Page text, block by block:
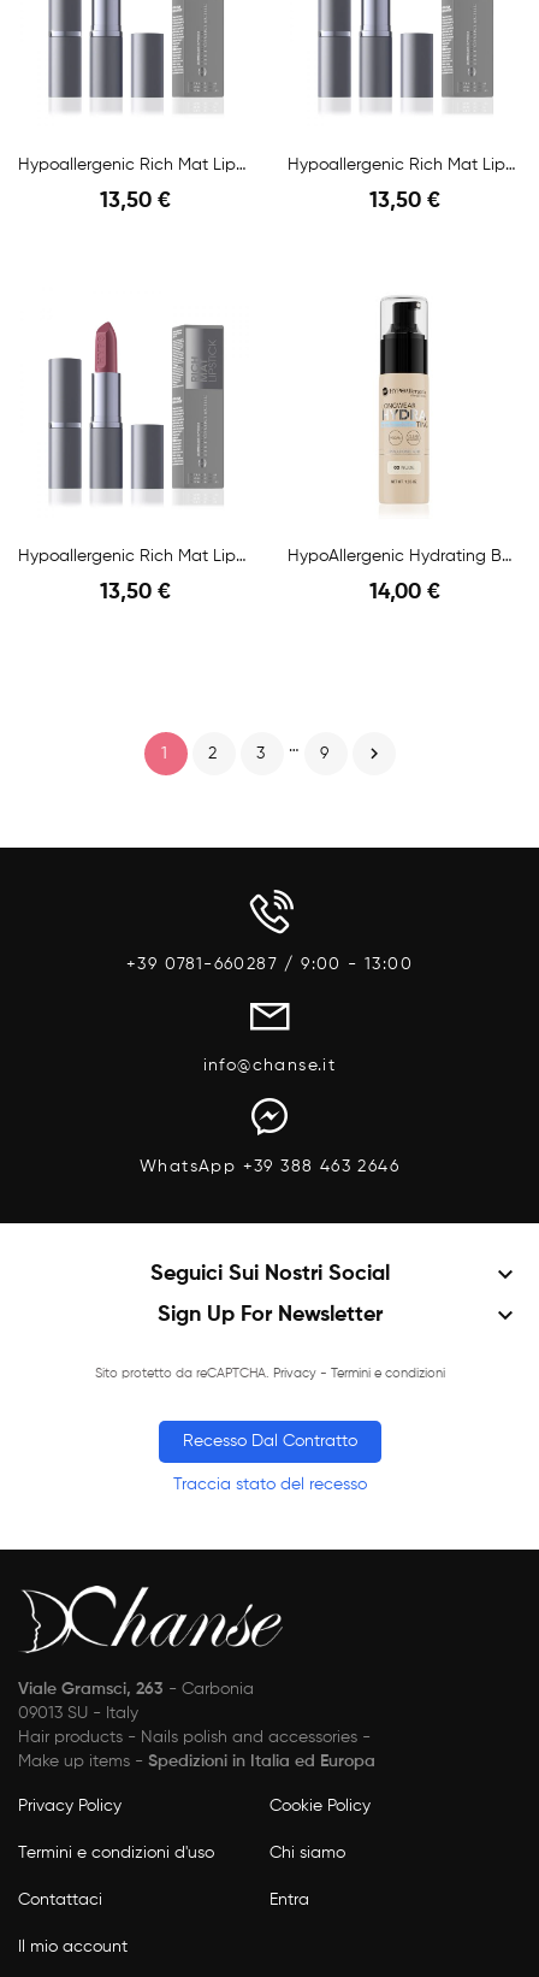
Hypoallergenic Rich Mat Lipstick Red Carpet...
13,50 €
Hypoallergenic Rich Mat Lipstick Million Kisses...
13,50 €
Hypoallergenic Rich Mat Lipstick Precious...
13,50 €
HypoAllergenic Hydrating Balm Foundation N.02 Nude
14,00 €
1 2 3 … 9 
+39 0781-660287 / 9:00 - 13:00
info@chanse.it
WhatsApp +39 388 463 2646
Seguici Sui Nostri Social keyboard_arrow_down
Sign Up For Newsletter keyboard_arrow_down
Sito protetto da reCAPTCHA. Privacy- Termini e condizioni
Recesso Dal Contratto
Traccia stato del recesso
Viale Gramsci, 263 - Carbonia
09013 SU - Italy
Hair products - Nails polish and accessories -
Make up items - Spedizioni in Italia ed Europa
Privacy Policy Cookie Policy
Termini e condizioni d'uso Chi siamo
Contattaci Entra
Il mio account